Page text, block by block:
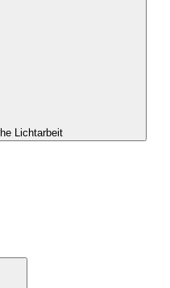
Lichtarbeit